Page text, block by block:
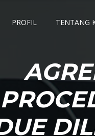
PROFIL TENTANG